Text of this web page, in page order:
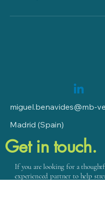
miguel.benavides@mb-
Madrid (Spain)
Get in touch.
If you are looking for a
experienced partner to help